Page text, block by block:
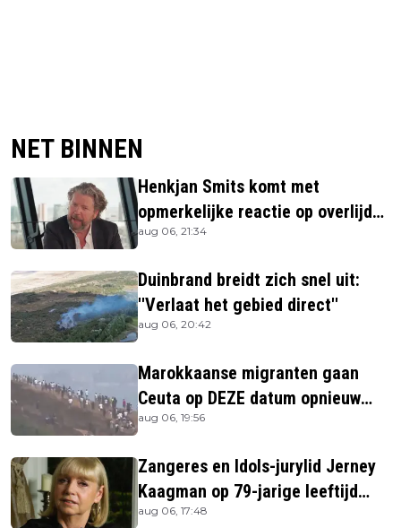
NET BINNEN
Henkjan Smits komt met
opmerkelijke reactie op overlijden
Jerney Kaagman
aug 06, 21:34
Duinbrand breidt zich snel uit:
''Verlaat het gebied direct''
aug 06, 20:42
Marokkaanse migranten gaan
Ceuta op DEZE datum opnieuw
bestormen
aug 06, 19:56
Zangeres en Idols-jurylid Jerney
Kaagman op 79-jarige leeftijd
overleden
aug 06, 17:48